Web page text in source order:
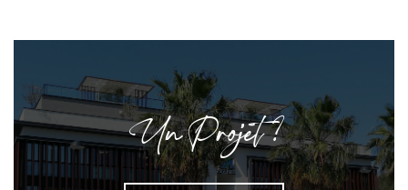
Un Projet ?